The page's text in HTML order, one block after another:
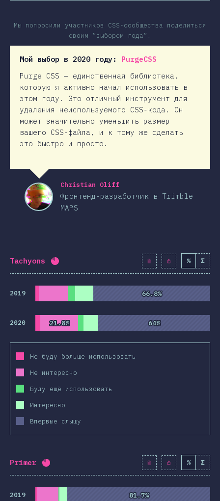
Мы попросили участников CSS-сообщества поделиться
своим ”выбором года”.
Мой выбор в 2020 году: PurgeCSS
Purge CSS — единственная библиотека,
которую я активно начал использовать в
этом году. Это отличный инструмент для
удаления неиспользуемого CSS-кода. Он
может значительно уменьшить размер
вашего CSS-файла, и к тому же сделать
это быстро и просто.
Christian Oliff
Фронтенд-разработчик в Trimble
MAPS
Tachyons Процент заполнения: 82 % 9423 % Σ
2019 66.8%
66.8%
2020 21.8%
21.8% 64%
64%
Не буду больше использовать
Не интересно
Буду ещё использовать
Интересно
Впервые слышу
Primer Процент заполнения: 81.9 % 9413 % Σ
2019 81.7%
81.7%